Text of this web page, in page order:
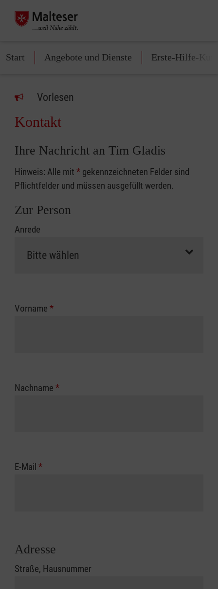
Start Angebote und Dienste Erste-Hilfe-
Vorlesen
Kontakt
Ihre Nachricht an Tim Gladis
Hinweis: Alle mit * gekennzeichneten Felder sind
Pflichtfelder und müssen ausgefüllt werden.
Zur Person
Anrede
Vorname *
Nachname *
E-Mail *
Adresse
Straße, Hausnummer